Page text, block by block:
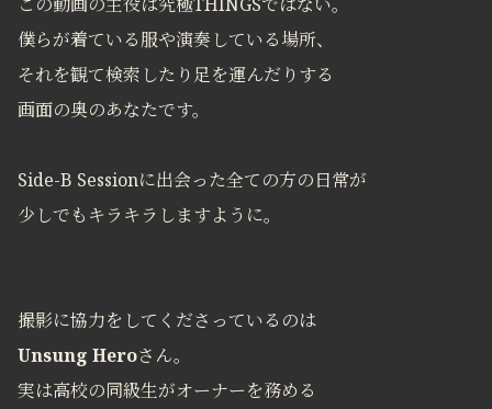
僕らが着ている服や演奏している場所、
それを観て検索したり足を運んだりする
画面の奥のあなたです。
Side-B Sessionに出会った全ての方の日常が
少しでもキラキラしますように。
撮影に協力をしてくださっているのは
Unsung Heroさん。
実は高校の同級生がオーナーを務める